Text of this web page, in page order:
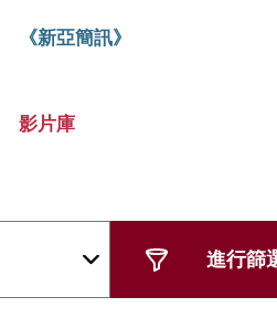
《新亞簡訊》
影片庫